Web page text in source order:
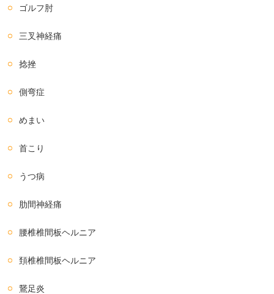
ゴルフ肘
三叉神経痛
捻挫
側弯症
めまい
首こり
うつ病
肋間神経痛
腰椎椎間板ヘルニア
頚椎椎間板ヘルニア
鵞足炎